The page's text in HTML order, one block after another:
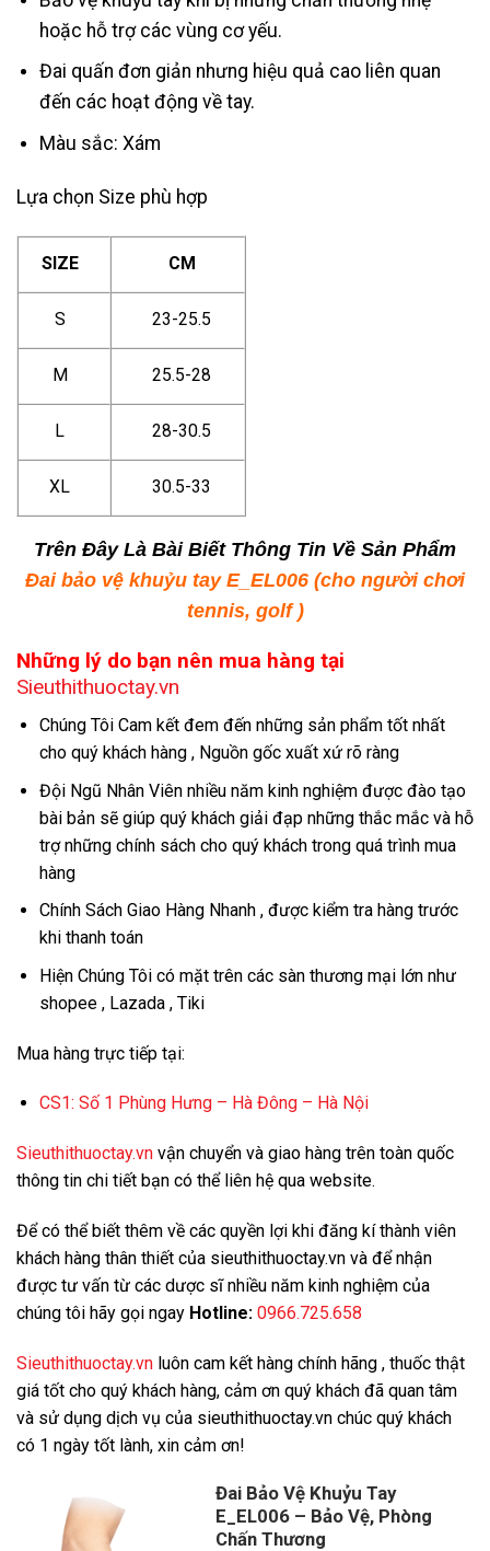
hoặc hỗ trợ các vùng cơ yếu.
Đai quấn đơn giản nhưng hiệu quả cao liên quan
đến các hoạt động về tay.
Màu sắc: Xám
Lựa chọn Size phù hợp
SIZE CM
S 23-25.5
M 25.5-28
L 28-30.5
XL 30.5-33
Trên Đây Là Bài Biết Thông Tin Về Sản Phẩm
Đai bảo vệ khuỷu tay E_EL006 (cho người chơi
tennis, golf )
Những lý do bạn nên mua hàng tại
Sieuthithuoctay.vn
Chúng Tôi Cam kết đem đến những sản phẩm tốt nhất
cho quý khách hàng , Nguồn gốc xuất xứ rõ ràng
Đội Ngũ Nhân Viên nhiều năm kinh nghiệm được đào tạo
bài bản sẽ giúp quý khách giải đạp những thắc mắc và hỗ
trợ những chính sách cho quý khách trong quá trình mua
hàng
Chính Sách Giao Hàng Nhanh , được kiểm tra hàng trước
khi thanh toán
Hiện Chúng Tôi có mặt trên các sàn thương mại lớn như
shopee , Lazada , Tiki
Mua hàng trực tiếp tại:
CS1: Số 1 Phùng Hưng – Hà Đông – Hà Nội
Sieuthithuoctay.vn vận chuyển và giao hàng trên toàn quốc
thông tin chi tiết bạn có thể liên hệ qua website.
Để có thể biết thêm về các quyền lợi khi đăng kí thành viên
khách hàng thân thiết của sieuthithuoctay.vn và để nhận
được tư vấn từ các dược sĩ nhiều năm kinh nghiệm của
chúng tôi hãy gọi ngay Hotline: 0966.725.658
Sieuthithuoctay.vn luôn cam kết hàng chính hãng , thuốc thật
giá tốt cho quý khách hàng, cảm ơn quý khách đã quan tâm
và sử dụng dịch vụ của sieuthithuoctay.vn chúc quý khách
có 1 ngày tốt lành, xin cảm ơn!
Đai Bảo Vệ Khuỷu Tay
E_EL006 – Bảo Vệ, Phòng
Chấn Thương